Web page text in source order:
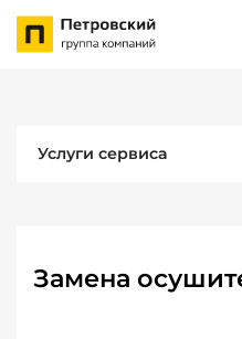
Услуги сервиса
Замена